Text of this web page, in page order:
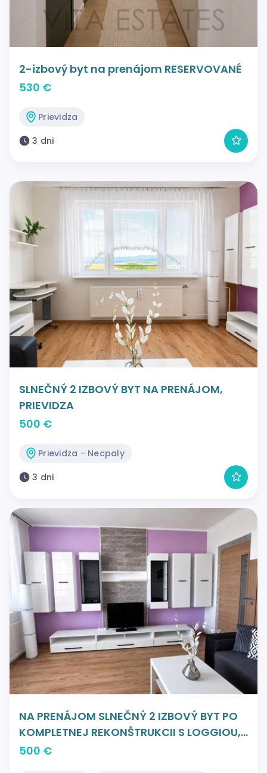
2-izbový byt na prenájom RESERVOVANÉ
530 €
Prievidza
3 dni
SLNEČNÝ 2 IZBOVÝ BYT NA PRENÁJOM,
PRIEVIDZA
500 €
Prievidza - Necpaly
3 dni
NA PRENÁJOM SLNEČNÝ 2 IZBOVÝ BYT PO
KOMPLETNEJ REKONŠTRUKCII S LOGGIOU,
PRIEVIDZA - ul. Kútovská časť Necpaly
500 €